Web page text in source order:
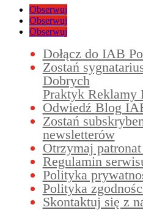
Obserwuj
Obserwuj
Obserwuj
Dołącz do IAB
Zostań
Dobrych
Praktyk Reklamy
Odwiedź Blog
Zostań
newsletterów
Otrzymaj
Regulamin
Polityka
Polityka
Skontaktuj się z